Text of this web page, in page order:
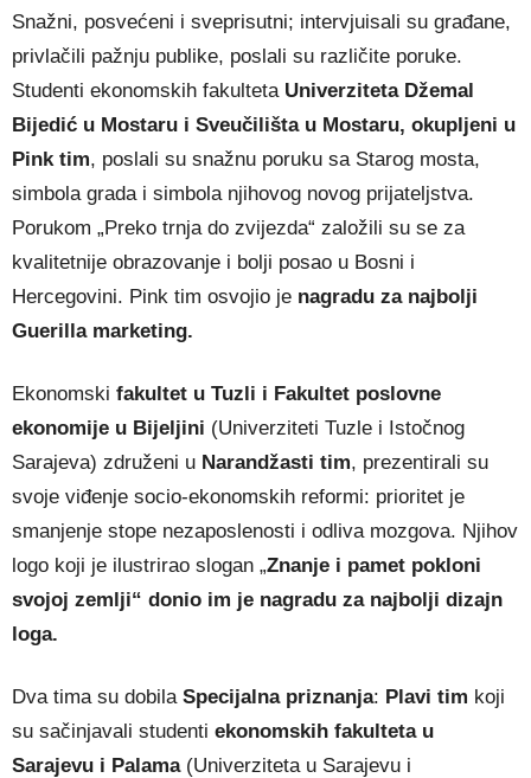
Snažni, posvećeni i sveprisutni; intervjuisali su građane,
privlačili pažnju publike, poslali su različite poruke.
Studenti ekonomskih fakulteta Univerziteta Džemal
Bijedić u Mostaru i Sveučilišta u Mostaru, okupljeni u
Pink tim, poslali su snažnu poruku sa Starog mosta,
simbola grada i simbola njihovog novog prijateljstva.
Porukom „Preko trnja do zvijezda“ založili su se za
kvalitetnije obrazovanje i bolji posao u Bosni i
Hercegovini. Pink tim osvojio je nagradu za najbolji
Guerilla marketing.
Ekonomski fakultet u Tuzli i Fakultet poslovne
ekonomije u Bijeljini (Univerziteti Tuzle i Istočnog
Sarajeva) združeni u Narandžasti tim, prezentirali su
svoje viđenje socio-ekonomskih reformi: prioritet je
smanjenje stope nezaposlenosti i odliva mozgova. Njihov
logo koji je ilustrirao slogan „Znanje i pamet pokloni
svojoj zemlji“ donio im je nagradu za najbolji dizajn
loga.
Dva tima su dobila Specijalna priznanja: Plavi tim koji
su sačinjavali studenti ekonomskih fakulteta u
Sarajevu i Palama (Univerziteta u Sarajevu i